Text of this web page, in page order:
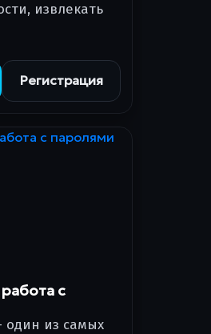
извлекать
Регистрация
с
один из самых